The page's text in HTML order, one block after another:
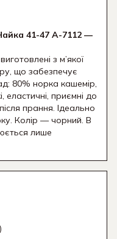
41-47 A-7112 —
з м’якої
що забезпечує
80% норка кашемір,
еластичні, приємні до
прання. Ідеально
Колір — чорний. В
лише